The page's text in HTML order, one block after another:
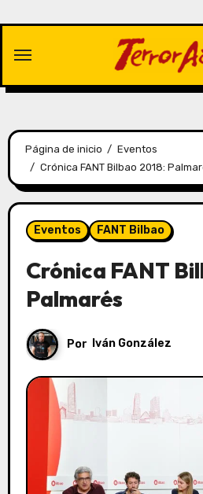
contenido
Página de inicio
Eventos
Crónica FANT Bilbao 2018:
Eventos FANT Bilbao
Crónica FANT
Palmarés
Por Iván González